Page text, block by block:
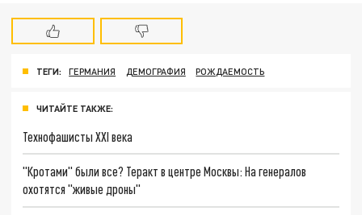
ТЕГИ: ГЕРМАНИЯ ДЕМОГРАФИЯ РОЖДАЕМОСТЬ
ЧИТАЙТЕ ТАКЖЕ:
Технофашисты XXI века
"Кротами" были все? Теракт в центре Москвы: На генералов
охотятся "живые дроны"